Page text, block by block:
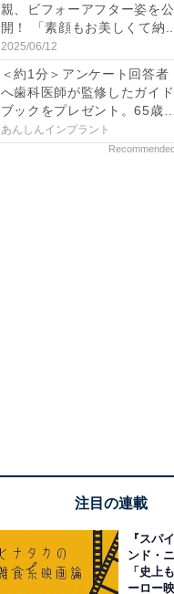
親、ビフォーアフター姿を公
開！ 「素顔もお美しくて納...
2025/06/12
＜約1分＞アンケート回答者
へ歯科医師が監修したガイド
ブックをプレゼント。65歳
以...
あんしんインプラント
注目の連載
『スパ
ンド・
「史上
ーロー